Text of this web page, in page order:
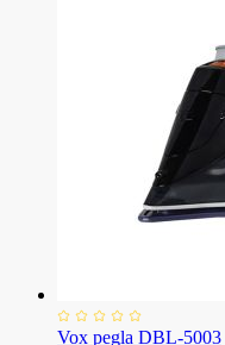
Vox pegla DBL-5003